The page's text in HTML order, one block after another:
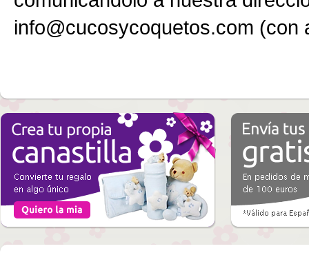
info@cucosycoquetos.com (con